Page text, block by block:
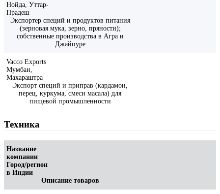
Нойда, Уттар-
Прадеш
Экспортер специй и продуктов питания
(зерновая мука, зерно, пряности);
собственные производства в Агра и
Джайпуре
Vacco Exports
Мумбаи,
Махараштра
Экспорт специй и приправ (кардамон,
перец, куркума, смеси масала) для
пищевой промышленности
Техника
Название
компании
Город/регион
в Индии
Описание товаров